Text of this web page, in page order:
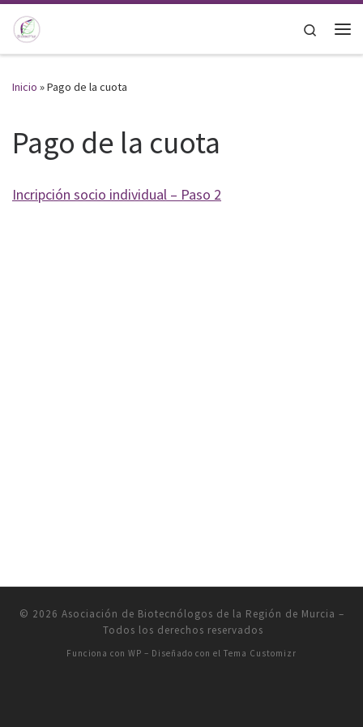
Saltar al contenido
Search
Inicio »Pago de la cuota
Pago de la cuota
Incripción socio individual – Paso 2
© 2026 Asociación de Biotecnólogos de la Región de Murcia –
Todos los derechos reservados
Funciona con WP – Diseñado con el Tema Customizr